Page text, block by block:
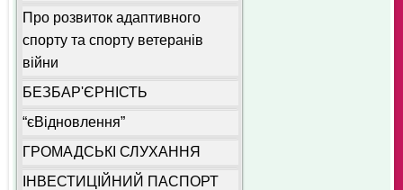
Про розвиток адаптивного
спорту та спорту ветеранів
війни
БЕЗБАР'ЄРНІСТЬ
“єВідновлення”
ГРОМАДСЬКІ СЛУХАННЯ
ІНВЕСТИЦІЙНИЙ ПАСПОРТ